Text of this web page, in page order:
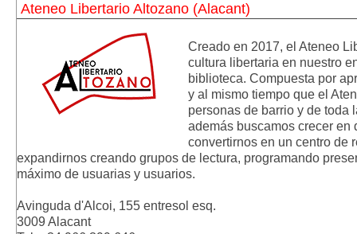
Ateneo Libertario Altozano (Alacant)
Creado en 2017, el Ateneo
cultura libertaria en nuestro
biblioteca. Compuesta por
y al mismo tiempo que el
personas de barrio y de toda
además buscamos crecer en
convertirnos en un centro de
expandirnos creando grupos de lectura, programando
máximo de usuarias y usuarios.
Avinguda d'Alcoi, 155 entresol esq.
3009 Alacant